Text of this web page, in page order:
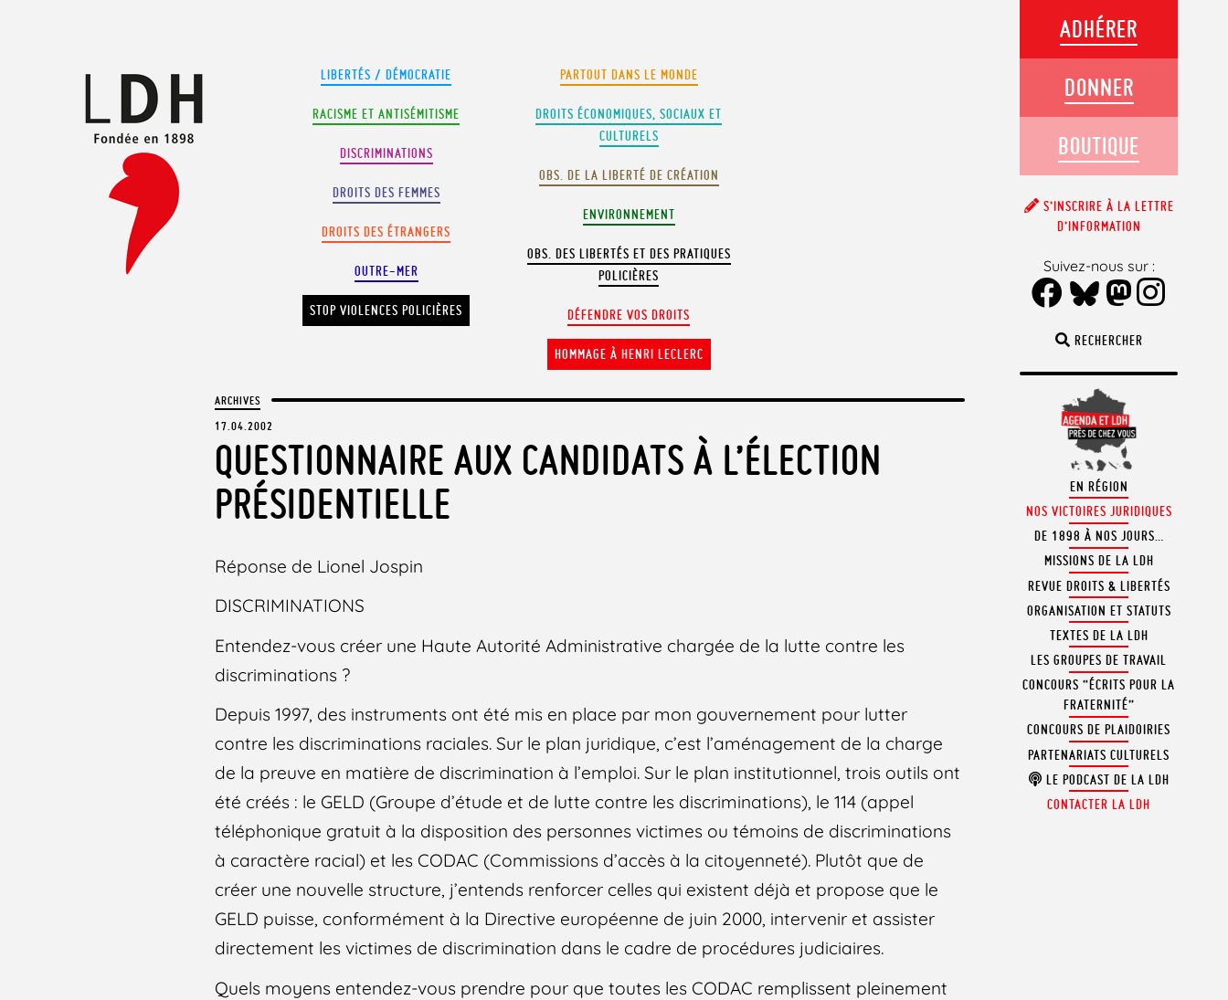
LIBERTÉS / DÉMOCRATIE
RACISME ET ANTISÉMITISME
DISCRIMINATIONS
DROITS DES FEMMES
DROITS DES ÉTRANGERS
OUTRE-MER
STOP VIOLENCES POLICIÈRES
PARTOUT DANS LE MONDE
DROITS ÉCONOMIQUES, SOCIAUX ET
CULTURELS
OBS. DE LA LIBERTÉ DE CRÉATION
ENVIRONNEMENT
OBS. DES LIBERTÉS ET DES PRATIQUES
POLICIÈRES
DÉFENDRE VOS DROITS
HOMMAGE À HENRI LECLERC
ARCHIVES
17.04.2002
QUESTIONNAIRE AUX CANDIDATS À L’ÉLECTION
PRÉSIDENTIELLE
Réponse de Lionel Jospin
DISCRIMINATIONS
Entendez-vous créer une Haute Autorité Administrative chargée de la lutte contre les
discriminations ?
Depuis 1997, des instruments ont été mis en place par mon gouvernement pour lutter
contre les discriminations raciales. Sur le plan juridique, c’est l’aménagement de la charge
de la preuve en matière de discrimination à l’emploi. Sur le plan institutionnel, trois outils ont
été créés : le GELD (Groupe d’étude et de lutte contre les discriminations), le 114 (appel
téléphonique gratuit à la disposition des personnes victimes ou témoins de discriminations
à caractère racial) et les CODAC (Commissions d’accès à la citoyenneté). Plutôt que de
créer une nouvelle structure, j’entends renforcer celles qui existent déjà et propose que le
GELD puisse, conformément à la Directive européenne de juin 2000, intervenir et assister
directement les victimes de discrimination dans le cadre de procédures judiciaires.
Quels moyens entendez-vous prendre pour que toutes les CODAC remplissent pleinement
RECHERCHER
EN RÉGION
NOS VICTOIRES JURIDIQUES
DE 1898 À NOS JOURS…
MISSIONS DE LA LDH
REVUE DROITS & LIBERTÉS
ORGANISATION ET STATUTS
TEXTES DE LA LDH
LES GROUPES DE TRAVAIL
CONCOURS “ÉCRITS POUR LA
FRATERNITÉ”
CONCOURS DE PLAIDOIRIES
PARTENARIATS CULTURELS
LE PODCAST DE LA LDH
CONTACTER LA LDH
ADHÉRER
DONNER
BOUTIQUE
S’INSCRIRE À LA LETTRE
D’INFORMATION
Suivez-nous sur :